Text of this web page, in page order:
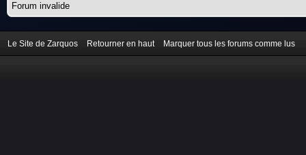
Forum invalide
Le Site de Zarquos Retourner en haut Marquer tous les forums comme lus